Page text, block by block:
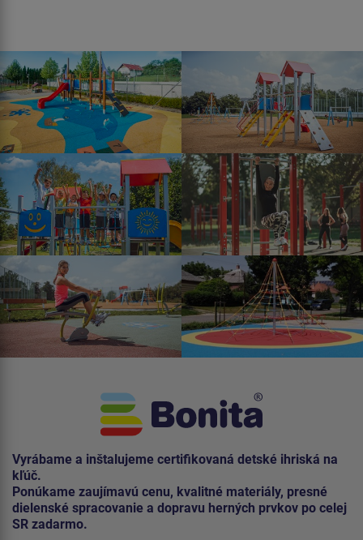
Vyrábame a inštalujeme certifikovaná detské ihriská na
kľúč.
Ponúkame zaujímavú cenu, kvalitné materiály, presné
dielenské spracovanie a dopravu herných prvkov po celej
SR zadarmo.